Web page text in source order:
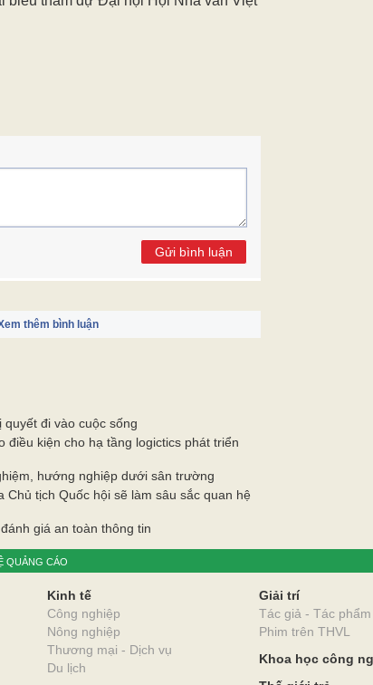
đối với tâm hồn, phẩm giá con
ký và ký ức chiến tranh có thể coi là
đã đóng góp ý kiến cho Văn kiện Đại
biểu tham dự Đại hội Hội Nhà văn Việt
Gửi bình luận
Xem thêm bình luận
quyết đi vào cuộc sống
kiện cho hạ tầng logictics phát triển